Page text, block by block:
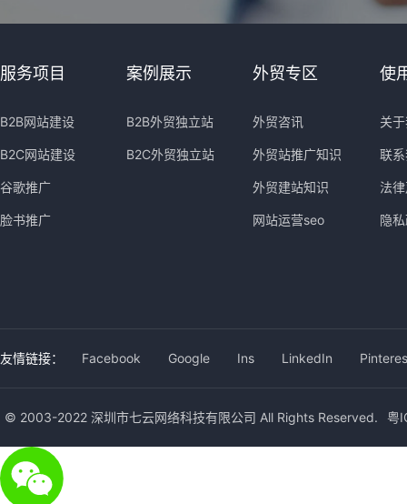
服务项目
B2B网站建设
B2C网站建设
谷歌推广
脸书推广
案例展示
B2B外贸独立站
B2C外贸独立站
外贸专区
外贸咨讯
外贸站推广知识
外贸建站知识
网站运营seo
使
关
联
法
隐
友情链接： Facebook Google Ins LinkedIn
© 2003-2022 深圳市七云网络科技有限公司 All Rights Reserved. 粤